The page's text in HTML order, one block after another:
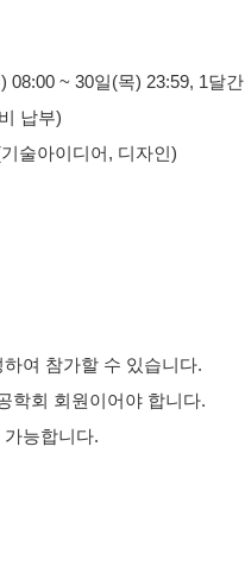
08:00 ~ 30일(목) 23:59, 1달간
납부)
술아이디어, 디자인)
여 참가할 수 있습니다.
학회 회원이어야 합니다.
능합니다.